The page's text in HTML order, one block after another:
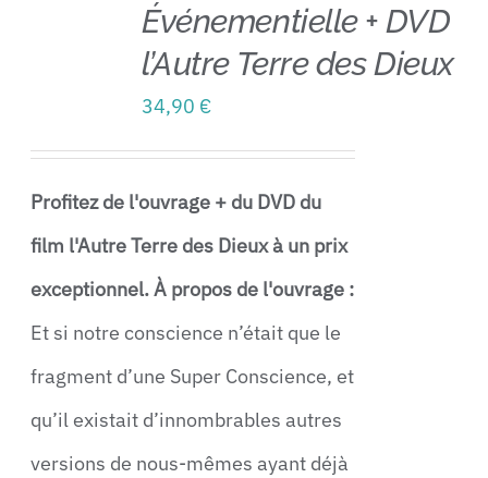
Événementielle + DVD
l’Autre Terre des Dieux
34,90 €
Profitez de l'ouvrage + du DVD du
film l'Autre Terre des Dieux à un prix
exceptionnel.À propos de l'ouvrage :
Et si notre conscience n’était que le
fragment d’une Super Conscience, et
qu’il existait d’innombrables autres
versions de nous-mêmes ayant déjà